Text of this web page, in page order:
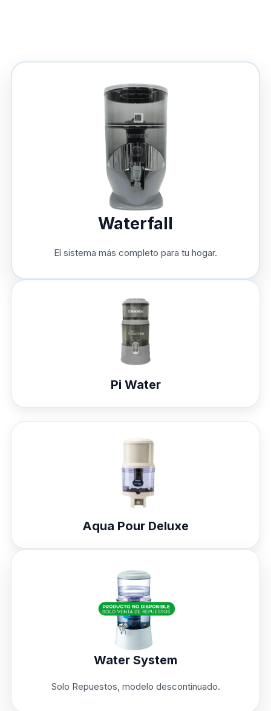
Waterfall
El sistema más completo para tu hogar.
Pi Water
Aqua Pour Deluxe
Water System
Solo Repuestos, modelo descontinuado.